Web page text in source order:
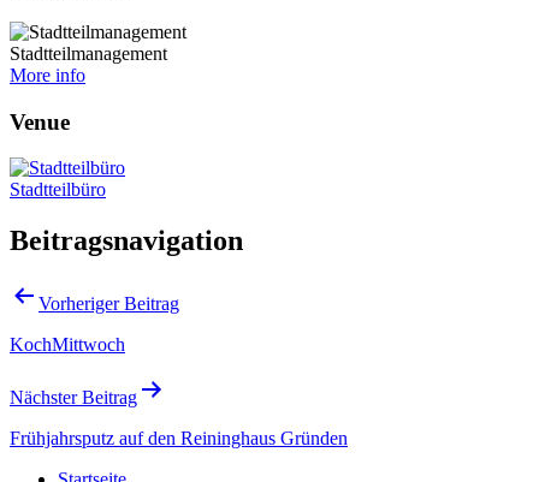
Stadtteilmanagement
More info
Venue
Stadtteilbüro
Beitragsnavigation
Vorheriger Beitrag
KochMittwoch
Nächster Beitrag
Frühjahrsputz auf den Reininghaus Gründen